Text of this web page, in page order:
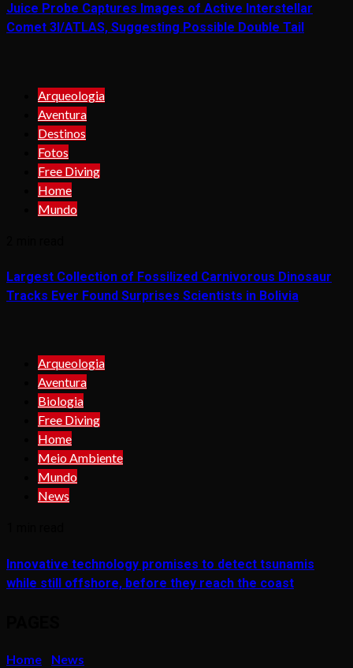
Juice Probe Captures Images of Active Interstellar
Comet 3I/ATLAS, Suggesting Possible Double Tail
Arqueologia
Aventura
Destinos
Fotos
Free Diving
Home
Mundo
Largest Collection of Fossilized Carnivorous Dinosaur
Tracks Ever Found Surprises Scientists in Bolivia
Arqueologia
Aventura
Biologia
Free Diving
Home
Meio Ambiente
Mundo
News
Innovative technology promises to detect tsunamis
while still offshore, before they reach the coast
Home News